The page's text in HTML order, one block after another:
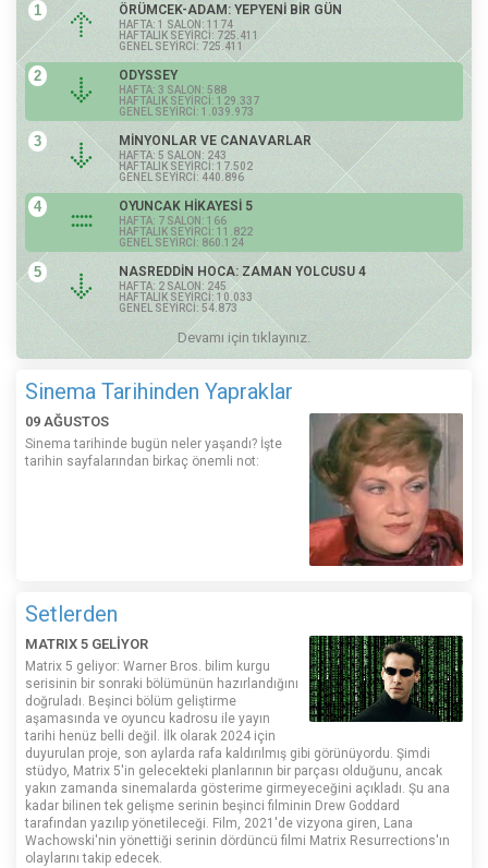
1 ÖRÜMCEK-ADAM: YEPYENİ BİR GÜN
HAFTA: 1 SALON: 1174
HAFTALIK SEYİRCİ: 725.411
GENEL SEYİRCİ: 725.411
2 ODYSSEY
HAFTA: 3 SALON: 588
HAFTALIK SEYİRCİ: 129.337
GENEL SEYİRCİ: 1.039.973
3 MİNYONLAR VE CANAVARLAR
HAFTA: 5 SALON: 243
HAFTALIK SEYİRCİ: 17.502
GENEL SEYİRCİ: 440.896
4 OYUNCAK HİKAYESİ 5
HAFTA: 7 SALON: 166
HAFTALIK SEYİRCİ: 11.822
GENEL SEYİRCİ: 860.124
5 NASREDDİN HOCA: ZAMAN YOLCUSU 4
HAFTA: 2 SALON: 245
HAFTALIK SEYİRCİ: 10.033
GENEL SEYİRCİ: 54.873
Devamı için tıklayınız.
Sinema Tarihinden Yapraklar
09 AĞUSTOS
Sinema tarihinde bugün neler yaşandı? İşte
tarihin sayfalarından birkaç önemli not:
Setlerden
MATRIX 5 GELİYOR
Matrix 5 geliyor: Warner Bros. bilim kurgu
serisinin bir sonraki bölümünün hazırlandığını
doğruladı. Beşinci bölüm geliştirme
aşamasında ve oyuncu kadrosu ile yayın
tarihi henüz belli değil. İlk olarak 2024 için
duyurulan proje, son aylarda rafa kaldırılmış gibi görünüyordu. Şimdi
stüdyo, Matrix 5'in gelecekteki planlarının bir parçası olduğunu, ancak
yakın zamanda sinemalarda gösterime girmeyeceğini açıkladı. Şu ana
kadar bilinen tek gelişme serinin beşinci filminin Drew Goddard
tarafından yazılıp yönetileceği. Film, 2021'de vizyona giren, Lana
Wachowski'nin yönettiği serinin dördüncü filmi Matrix Resurrections'ın
olaylarını takip edecek.